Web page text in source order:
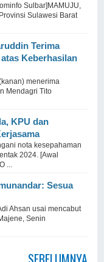
Sulbar]MAMUJU,
Sulawesi Barat
Terima
Keberhasilan
menerima
Mendagri Tito
KPU dan
nota kesepahaman
2024. [Awal
...
Sesua
Ahsan usai mencabut
Senin